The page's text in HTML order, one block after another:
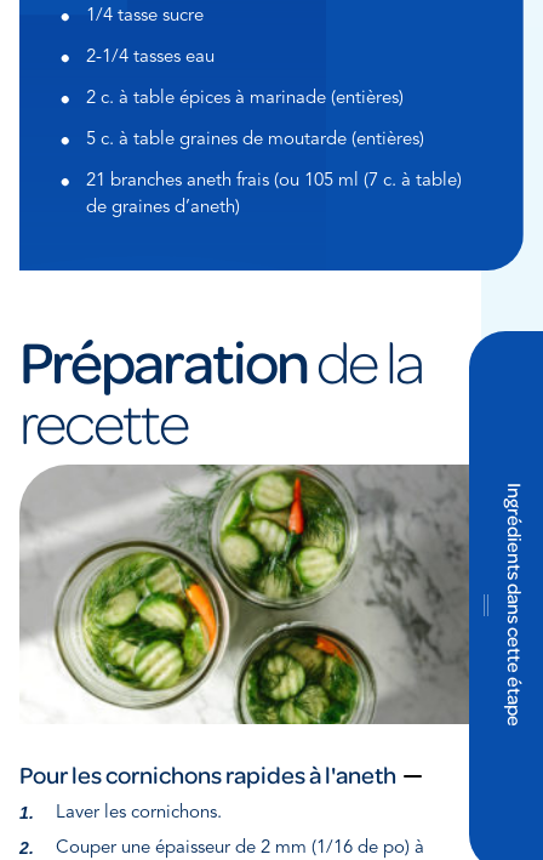
1/4 tasse sucre
2-1/4 tasses eau
2 c. à table épices à marinade (entières)
5 c. à table graines de moutarde (entières)
21 branches aneth frais (ou 105 ml (7 c. à table)
de graines d’aneth)
Préparationde la
recette
Pour les cornichons rapides à l'aneth
Laver les cornichons.
Couper une épaisseur de 2 mm (1/16 de po) à
Ingrédients dans cette étape